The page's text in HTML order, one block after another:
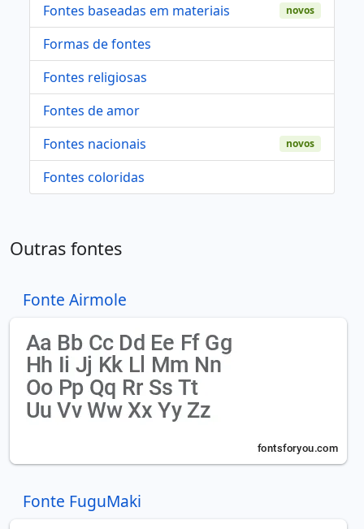
Fontes baseadas em materiais
novos
Formas de fontes
Fontes religiosas
Fontes de amor
Fontes nacionais
novos
Fontes coloridas
Outras fontes
Fonte Airmole
Fonte FuguMaki